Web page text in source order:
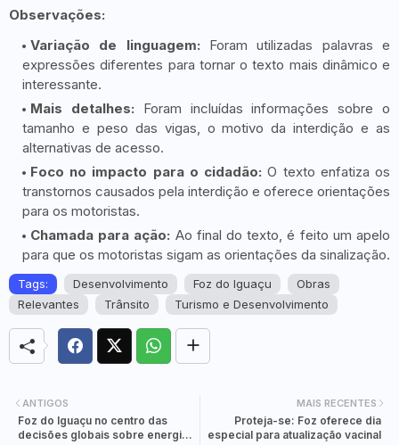
Observações:
Variação de linguagem: Foram utilizadas palavras e
expressões diferentes para tornar o texto mais dinâmico e
interessante.
Mais detalhes: Foram incluídas informações sobre o
tamanho e peso das vigas, o motivo da interdição e as
alternativas de acesso.
Foco no impacto para o cidadão: O texto enfatiza os
transtornos causados pela interdição e oferece orientações
para os motoristas.
Chamada para ação: Ao final do texto, é feito um apelo
para que os motoristas sigam as orientações da sinalização.
Tags: Desenvolvimento Foz do Iguaçu
Obras
Relevantes
Trânsito Turismo e Desenvolvimento
MAIS RECENTES
Proteja-se: Foz oferece dia
especial para atualização vacinal
ANTIGOS
Foz do Iguaçu no centro das
decisões globais sobre energia